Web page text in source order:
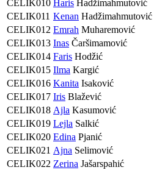
CELIK010 Haris Hadžimahmutović
CELIK011 Kenan Hadžimahmutović
CELIK012 Emrah Muharemović
CELIK013 Inas Čaršimamović
CELIK014 Faris Hodžić
CELIK015 Ilma Kargić
CELIK016 Kanita Isaković
CELIK017 Iris Blažević
CELIK018 Ajla Kasumović
CELIK019 Lejla Salkić
CELIK020 Edina Pjanić
CELIK021 Ajna Selimović
CELIK022 Zerina Jašarspahić